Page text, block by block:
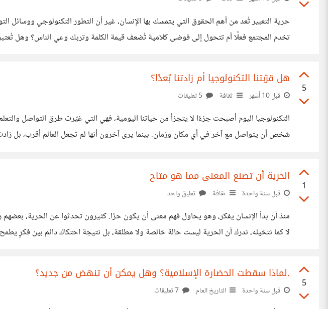
حرية التعبير تُعد من أهم الحقوق التي يتمسك بها الإنسان، غير أن التطور التكنولوجي
تخدم المجتمع فعلًا أم تتحول إلى فوضى كلامية تُضعف قيمة الكلمة وتربك وعي الناس؟ وهل
5
هل قرّبتنا التكنولوجيا أم زادتنا بُعدًا؟
قبل 10 أشهر ثقافة
التكنولوجيا اليوم أصبحت جزءًا لا يتجزأ من حياتنا اليومية، فهي التي غيّرت طرق التواصل
شخص أن يتواصل مع آخر في أي مكان وزمان. بينما يرى آخرون أنها لم تجعل العالم أقرب، بل
1
الحرية أن تصنع المعنى مما هو متاح
قبل سنة واحدة ثقافة تعليق واحد
منذ أن بدأ الإنسان يفكر، وهو يحاول فهم معنى أن يكون حرًا. كثيرون تحدثوا عن الحرية، بعضهم
5
.لماذا سقطت الحضارة الإسلامية؟ وهل يمكن أن تنهض من جديد؟
قبل سنة واحدة التاريخ العام